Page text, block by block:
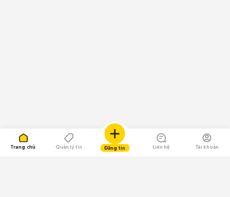
Trang chủ Quản lý tin Đăng tin Liên hệ Tài khoản